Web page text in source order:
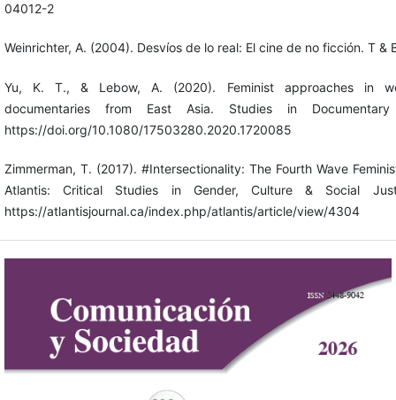
04012-2
Weinrichter, A. (2004). Desvíos de lo real: El cine de no ficción. T &
Yu, K. T., & Lebow, A. (2020). Feminist approaches in
documentaries from East Asia. Studies in
https://doi.org/10.1080/17503280.2020.1720085
Zimmerman, T. (2017). #Intersectionality: The Fourth Wave
Atlantis: Critical Studies in Gender, Culture & Social
https://atlantisjournal.ca/index.php/atlantis/article/view/4304